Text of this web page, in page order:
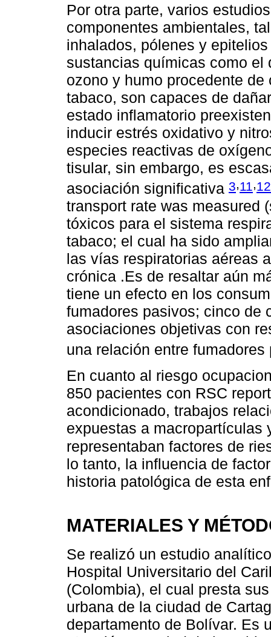
Por otra parte, varios
componentes ambientales,
inhalados, pólenes y
sustancias químicas como el
ozono y humo procedente
tabaco, son capaces de
estado inflamatorio
inducir estrés oxidativo y
especies reactivas de
tisular, sin embargo, es
asociación significativa 3,11,12
transport rate was measured
tóxicos para el sistema
tabaco; el cual ha sido
las vías respiratorias aéreas
crónica .Es de resaltar aún
tiene un efecto en los
fumadores pasivos; cinco de
asociaciones objetivas con
una relación entre
En cuanto al riesgo
850 pacientes con RSC
acondicionado, trabajos
expuestas a macropartículas
representaban factores de
lo tanto, la influencia de
historia patológica de esta
MATERIALES Y
Se realizó un estudio
Hospital Universitario del
(Colombia), el cual presta
urbana de la ciudad de
departamento de Bolívar. Es